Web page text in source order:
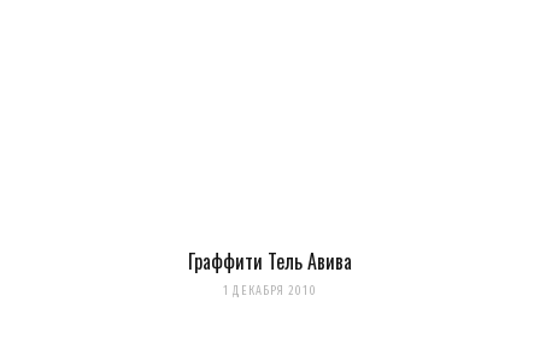
Граффити Тель Авива
1 ДЕКАБРЯ 2010